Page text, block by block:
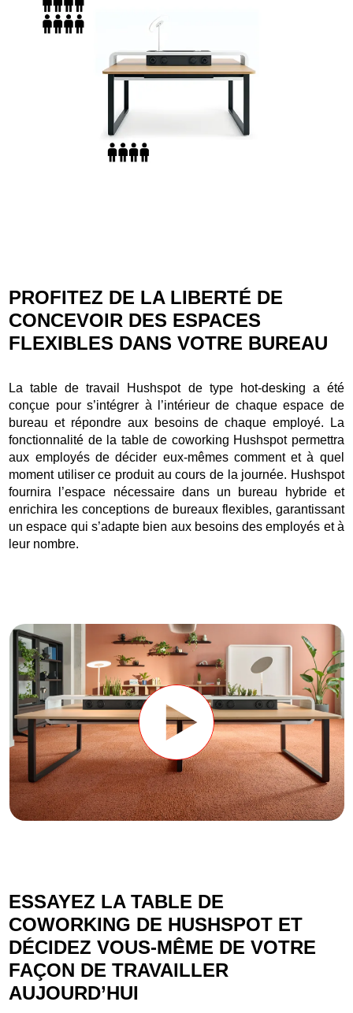
PROFITEZ DE LA LIBERTÉ DE
CONCEVOIR DES ESPACES
FLEXIBLES DANS VOTRE BUREAU
La table de travail Hushspot de type hot-desking a été
conçue pour s’intégrer à l’intérieur de chaque espace de
bureau et répondre aux besoins de chaque employé. La
fonctionnalité de la table de coworking Hushspot permettra
aux employés de décider eux-mêmes comment et à quel
moment utiliser ce produit au cours de la journée. Hushspot
fournira l’espace nécessaire dans un bureau hybride et
enrichira les conceptions de bureaux flexibles, garantissant
un espace qui s’adapte bien aux besoins des employés et à
leur nombre.
ESSAYEZ LA TABLE DE
COWORKING DE HUSHSPOT ET
DÉCIDEZ VOUS-MÊME DE VOTRE
FAÇON DE TRAVAILLER
AUJOURD’HUI